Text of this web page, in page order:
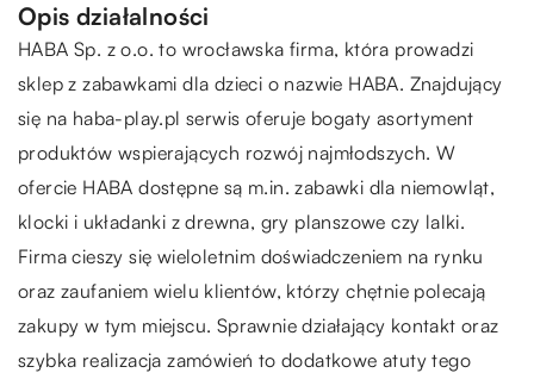
Opis działalności
HABA Sp. z o.o. to wrocławska firma, która prowadzi
sklep z zabawkami dla dzieci o nazwie HABA. Znajdujący
się na haba-play.pl serwis oferuje bogaty asortyment
produktów wspierających rozwój najmłodszych. W
ofercie HABA dostępne są m.in. zabawki dla niemowląt,
klocki i układanki z drewna, gry planszowe czy lalki.
Firma cieszy się wieloletnim doświadczeniem na rynku
oraz zaufaniem wielu klientów, którzy chętnie polecają
zakupy w tym miejscu. Sprawnie działający kontakt oraz
szybka realizacja zamówień to dodatkowe atuty tego